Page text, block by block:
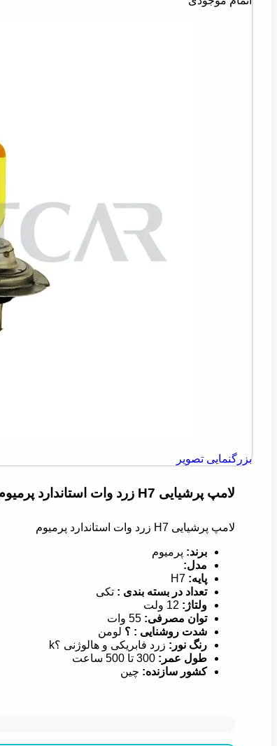
بزرگنمایی تصویر
لامپ پرشیایی H7 زرد وات استاندارد پرمیوم
لامپ پرشیایی H7 زرد وات استاندارد پرمیوم
برند: پرمیوم
مدل:
پایه: H7
تعداد در بسته بندی : تکی
ولتاژ:
توان مصرفی: 55 وات
شدت روشنایی : ؟ لومن
رنگ نور: زرد فابریکی و هالوژنی ؟k
طول عمر:
کشور سازنده: چین